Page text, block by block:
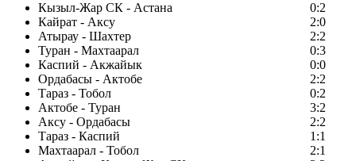
Кызыл-Жар СК - Астана
0:2
Кайрат - Аксу
2:0
Атырау - Шахтер
2:2
Туран - Махтаарал
0:3
Каспий - Акжайык
0:0
Ордабасы - Актобе
2:2
Тараз - Тобол
0:2
Актобе - Туран
3:2
Аксу - Ордабасы
2:2
Тараз - Каспий
1:1
Махтаарал - Тобол
2:1